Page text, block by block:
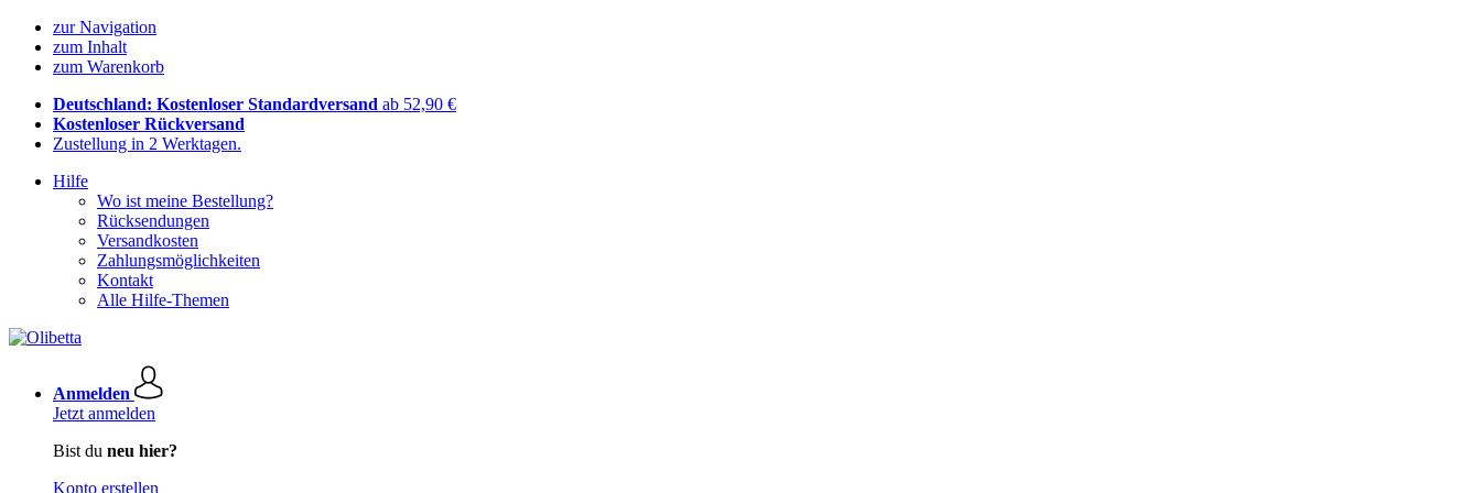
zur Navigation
zum Inhalt
zum Warenkorb
Deutschland: Kostenloser Standardversand ab 52,90 €
Kostenloser Rückversand
Zustellung in 2 Werktagen.
Hilfe
Wo ist meine Bestellung?
Rücksendungen
Versandkosten
Zahlungsmöglichkeiten
Kontakt
Alle Hilfe-Themen
Anmelden
Jetzt anmelden
Bist du neu hier?
Konto erstellen